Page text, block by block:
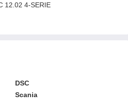
12.02 4-SERIE
DSC
Scania